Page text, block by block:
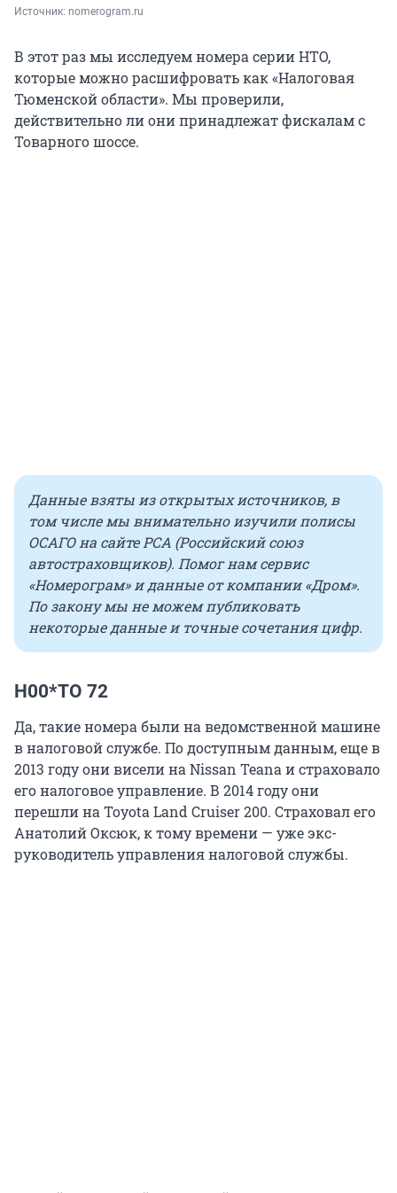
Источник: nomerogram.ru
В этот раз мы исследуем номера серии НТО,
которые можно расшифровать как «Налоговая
Тюменской области». Мы проверили,
действительно ли они принадлежат фискалам с
Товарного шоссе.
Данные взяты из открытых источников, в
том числе мы внимательно изучили полисы
ОСАГО на сайте РСА (Российский союз
автостраховщиков). Помог нам сервис
«Номерограм» и данные от компании «Дром».
По закону мы не можем публиковать
некоторые данные и точные сочетания цифр.
Н00*ТО 72
Да, такие номера были на ведомственной машине
в налоговой службе. По доступным данным, еще в
2013 году они висели на Nissan Teana и страховало
его налоговое управление. В 2014 году они
перешли на Toyota Land Cruiser 200. Страховал его
Анатолий Оксюк, к тому времени — уже экс-
руководитель управления налоговой службы.